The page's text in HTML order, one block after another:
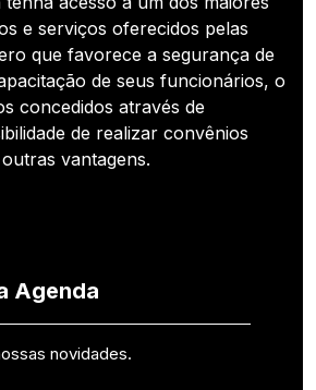
e serviços oferecidos pelas
que favorece a segurança de
de seus funcionários, o
concedidos através de
de realizar convênios
vantagens.
Agenda
novidades.